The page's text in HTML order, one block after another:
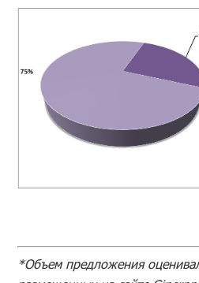
*Объем предложения